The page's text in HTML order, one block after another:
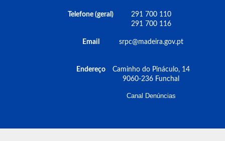
Telefone (geral)
Email
Endereço
291 700 110
291 700 116
srpc@madeira.gov.pt
Caminho do Pináculo, 14
9060-236 Funchal
Canal Denúncias